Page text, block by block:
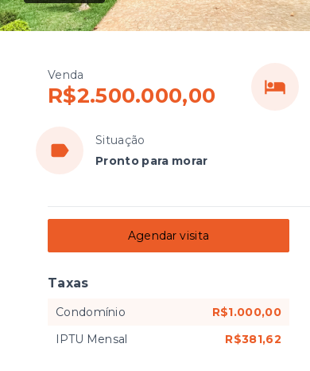
Venda
R$2.500.000,00
Situação
Pronto para morar
Agendar visita
Taxas
Condomínio
R$1.000,00
IPTU Mensal
R$381,62